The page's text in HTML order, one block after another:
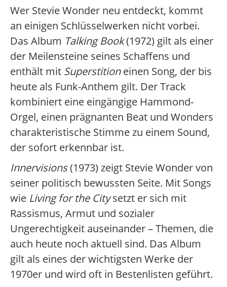
Wer Stevie Wonder neu entdeckt, kommt
an einigen Schlüsselwerken nicht vorbei.
Das Album Talking Book(1972) gilt als einer
der Meilensteine seines Schaffens und
enthält mit Superstitioneinen Song, der bis
heute als Funk-Anthem gilt. Der Track
kombiniert eine eingängige Hammond-
Orgel, einen prägnanten Beat und Wonders
charakteristische Stimme zu einem Sound,
der sofort erkennbar ist.
Innervisions(1973) zeigt Stevie Wonder von
seiner politisch bewussten Seite. Mit Songs
wie Living for the Citysetzt er sich mit
Rassismus, Armut und sozialer
Ungerechtigkeit auseinander – Themen, die
auch heute noch aktuell sind. Das Album
gilt als eines der wichtigsten Werke der
1970er und wird oft in Bestenlisten geführt.